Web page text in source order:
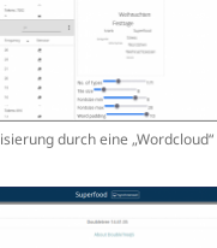
durch eine „Wordcloud“